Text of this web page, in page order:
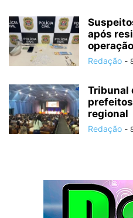
após
Redação -
Tribunal
regional
Redação -